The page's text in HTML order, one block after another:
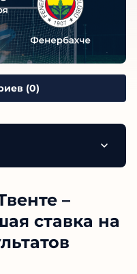
(0)
–
ставка на